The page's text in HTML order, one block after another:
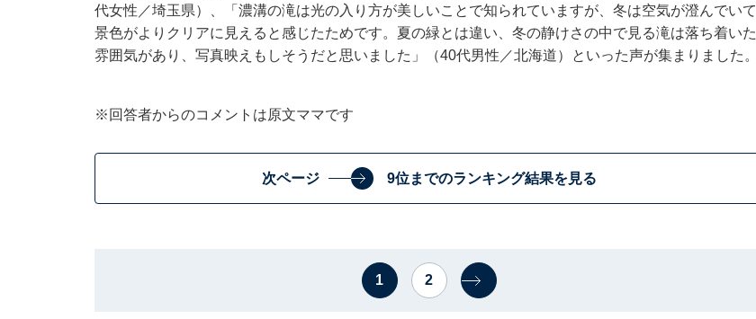
代女性／埼玉県）、「濃溝の滝は光の入り方が美しいことで知られていますが、冬は空気が澄んでいて
景色がよりクリアに見えると感じたためです。夏の緑とは違い、冬の静けさの中で見る滝は落ち着いた
雰囲気があり、写真映えもしそうだと思いました」（40代男性／北海道）といった声が集まりました。
※回答者からのコメントは原文ママです
次ページ 9位までのランキング結果を見る
1 2